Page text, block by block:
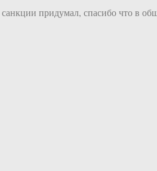
придумал, спасибо что в